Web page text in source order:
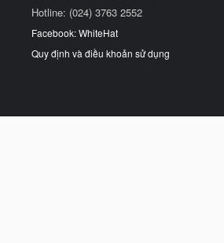
Hotline: (024) 3763 2552
Facebook: WhiteHat
Quy định và điều khoản sử dụng